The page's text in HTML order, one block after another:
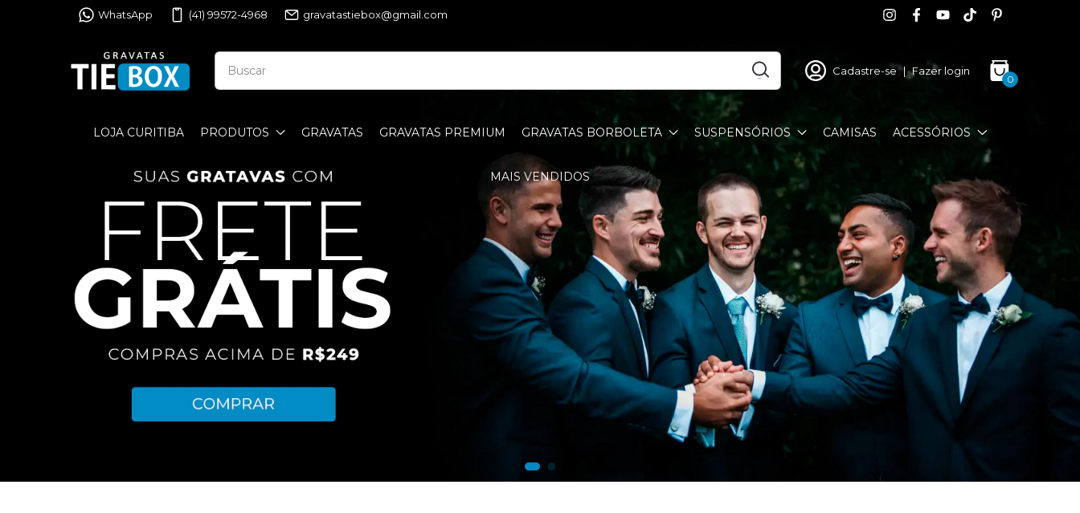
WhatsApp (41) 99572-4968 gravatastiebox@gmail.com
Cadastre-se | Fazer login
0
LOJA CURITIBA PRODUTOS GRAVATAS GRAVATAS PREMIUM GRAVATAS BORBOLETA SUSPENSÓRIOS CAMISAS ACESSÓRIOS
MAIS VENDIDOS